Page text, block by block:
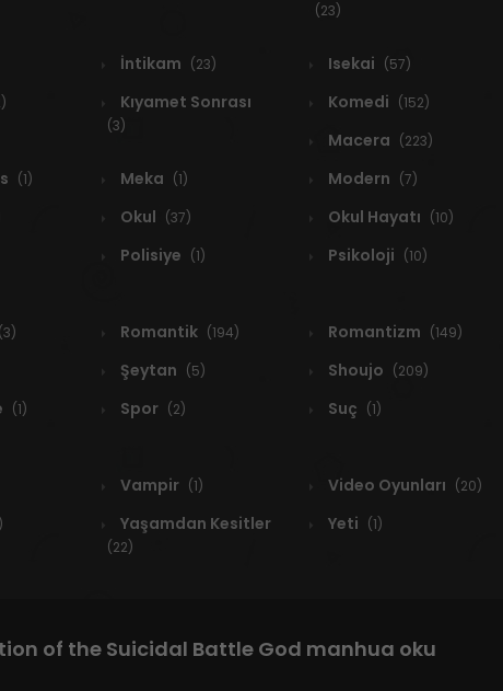
(23)
İntikam (23) Isekai (57)
Kıyamet Sonrası
(3)
Komedi (152)
Macera (223)
(1) Meka (1) Modern (7)
Okul (37) Okul Hayatı (10)
Polisiye (1) Psikoloji (10)
(3) Romantik (194) Romantizm (149)
Şeytan (5) Shoujo (209)
(1) Spor (2) Suç (1)
Vampir (1) Video Oyunları (20)
Yaşamdan Kesitler
(22)
Yeti (1)
of the Suicidal Battle God manhua oku